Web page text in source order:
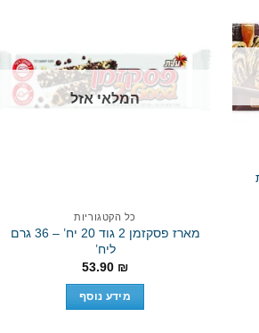
המלאי אזל
כל הקטגוריות
מארז פסקזמן 2 גוד 20 יח’ – 36 גרם
ליח’
53.90 ₪
מידע נוסף